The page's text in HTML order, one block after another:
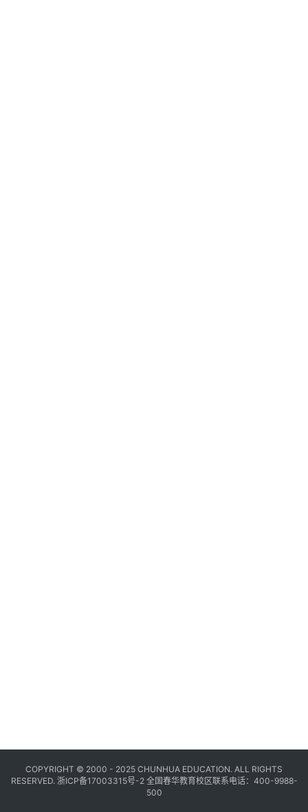
COPYRIGHT © 2000 - 2025 CHUNHUA EDUCATION. ALL RIGHTS
RESERVED. 浙ICP备17003315号-2全国春华教育校区联系电话：400-9988-
500